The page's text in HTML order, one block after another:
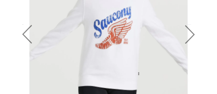
Previous Next